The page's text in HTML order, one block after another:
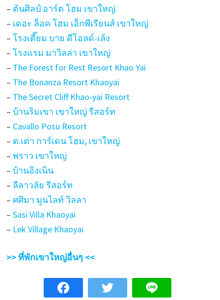
– ต้นศิลป์ อาร์ต โฮม เขาใหญ่
– เดอะ ล็อค โฮม เอ็กพีเรียนส์ เขาใหญ่
– โรงเตี๊ยม บาย ดีโอลด์-เล้ง
– โรงแรม มาวิลล่า เขาใหญ่
– The Forest for Rest Resort Khao Yai
– The Bonanza Resort Khaoyai
– The Secret Cliff Khao-yai Resort
– บ้านริมเขา เขาใหญ่ รีสอร์ท
– Cavallo Posu Resort
– ต.เต่า การ์เดน โฮม, เขาใหญ่
– พราว เขาใหญ่
– บ้านอิงเนิน
– ลีลาวลัย รีสอร์ท
– ศศิมา มูนไลท์ วิลลา
– Sasi Villa Khaoyai
– Lek Village Khaoyai
>> ที่พักเขาใหญ่อื่นๆ <<